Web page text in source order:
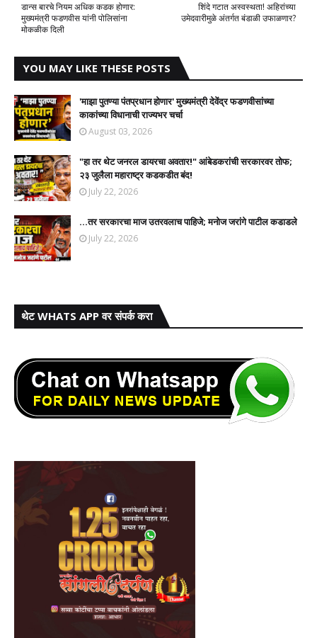
शिंदे गटात अस्वस्थता! अहिरांच्या
उमेदवारीमुळे अंतर्गत बंडाळी उफाळणार?
डान्स बारचे नियम अधिक कडक होणार:
मुख्यमंत्री फडणवीस यांनी पोलिसांना
मोकळीक दिली
YOU MAY LIKE THESE POSTS
'माझा पुतण्या पंतप्रधान होणार' मुख्यमंत्री देवेंद्र फडणवीसांच्या
काकांच्या विधानाची राज्यभर चर्चा
August 03, 2026
"हा तर थेट जनरल डायरचा अवतार!" आंबेडकरांची सरकारवर तोफ;
२३ जुलैला महाराष्ट्र कडकडीत बंद!
July 22, 2026
...तर सरकारचा माज उतरवलाच पाहिजे; मनोज जरांगे पाटील कडाडले
July 22, 2026
थेट WHATS APP वर संपर्क करा